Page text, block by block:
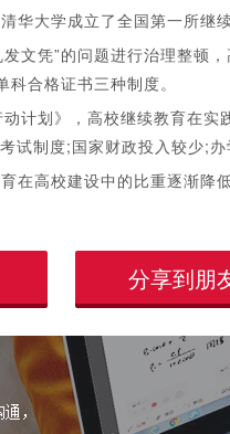
大学成立了全国第一所继续
凭”的问题进行治理整顿，
合格证书三种制度。
划》，高校继续教育在实
制度;国家财政投入较少;办
高校建设中的比重逐渐降
分享到朋